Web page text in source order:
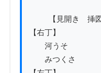
【右丁】
河うそ
みつくさ